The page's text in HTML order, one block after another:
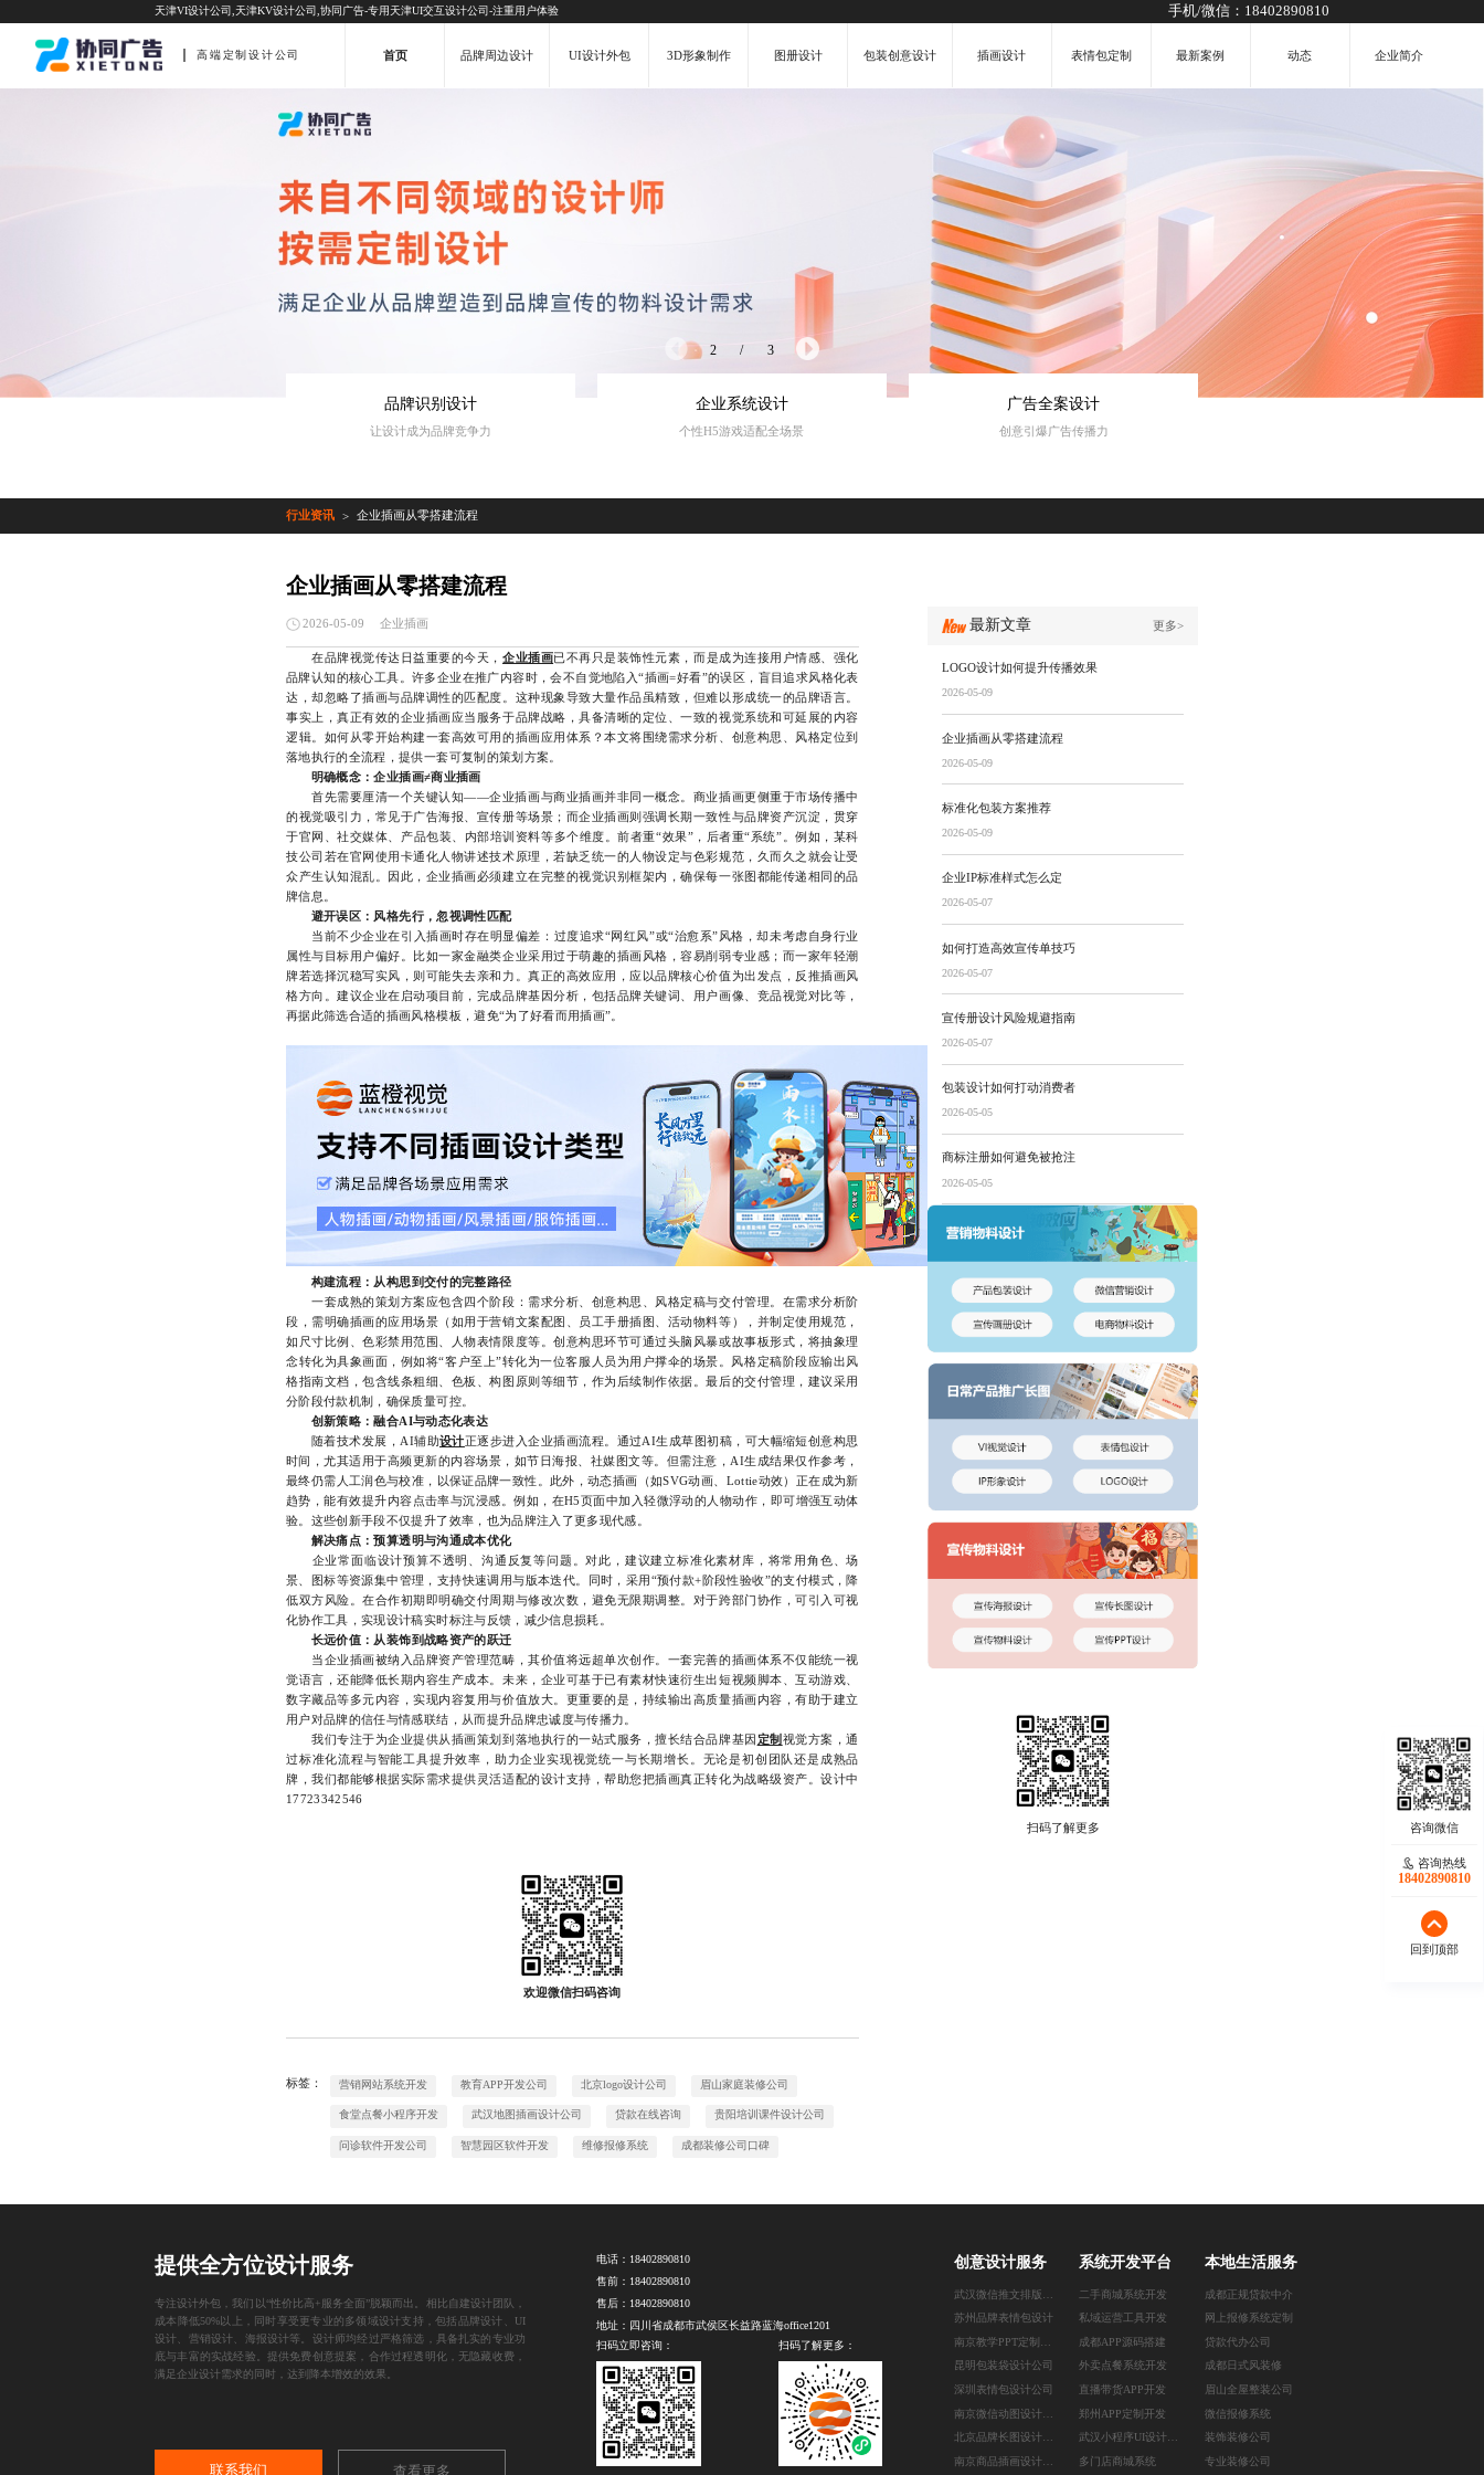
天津VI设计公司,天津KV设计公司,协同广告-专用天津UI交互设计公司-注重用户体验 手机/微信： 18402890810
高端定制设计公司 首页 品牌周边设计 UI设计外包 3D形象制作 图册设计 包装创意设计 插画设计 表情包定制 最新案例 动态 企业简介
2 / 3
品牌识别设计
让设计成为品牌竞争力
企业系统设计
个性H5游戏适配全场景
广告全案设计
创意引爆广告传播力
行业资讯 > 企业插画从零搭建流程
企业插画从零搭建流程
2026-05-09 企业插画
在品牌视觉传达日益重要的今天，企业插画已不再只是装饰性元素，而是成为连接用户情感、强化
品牌认知的核心工具。许多企业在推广内容时，会不自觉地陷入“插画=好看”的误区，盲目追求风格化表
达，却忽略了插画与品牌调性的匹配度。这种现象导致大量作品虽精致，但难以形成统一的品牌语言。
事实上，真正有效的企业插画应当服务于品牌战略，具备清晰的定位、一致的视觉系统和可延展的内容
逻辑。如何从零开始构建一套高效可用的插画应用体系？本文将围绕需求分析、创意构思、风格定位到
落地执行的全流程，提供一套可复制的策划方案。
明确概念：企业插画≠商业插画
首先需要厘清一个关键认知——企业插画与商业插画并非同一概念。商业插画更侧重于市场传播中
的视觉吸引力，常见于广告海报、宣传册等场景；而企业插画则强调长期一致性与品牌资产沉淀，贯穿
于官网、社交媒体、产品包装、内部培训资料等多个维度。前者重“效果”，后者重“系统”。例如，某科
技公司若在官网使用卡通化人物讲述技术原理，若缺乏统一的人物设定与色彩规范，久而久之就会让受
众产生认知混乱。因此，企业插画必须建立在完整的视觉识别框架内，确保每一张图都能传递相同的品
牌信息。
避开误区：风格先行，忽视调性匹配
当前不少企业在引入插画时存在明显偏差：过度追求“网红风”或“治愈系”风格，却未考虑自身行业
属性与目标用户偏好。比如一家金融类企业采用过于萌趣的插画风格，容易削弱专业感；而一家年轻潮
牌若选择沉稳写实风，则可能失去亲和力。真正的高效应用，应以品牌核心价值为出发点，反推插画风
格方向。建议企业在启动项目前，完成品牌基因分析，包括品牌关键词、用户画像、竞品视觉对比等，
再据此筛选合适的插画风格模板，避免“为了好看而用插画”。
构建流程：从构思到交付的完整路径
一套成熟的策划方案应包含四个阶段：需求分析、创意构思、风格定稿与交付管理。在需求分析阶
段，需明确插画的应用场景（如用于营销文案配图、员工手册插图、活动物料等），并制定使用规范，
如尺寸比例、色彩禁用范围、人物表情限度等。创意构思环节可通过头脑风暴或故事板形式，将抽象理
念转化为具象画面，例如将“客户至上”转化为一位客服人员为用户撑伞的场景。风格定稿阶段应输出风
格指南文档，包含线条粗细、色板、构图原则等细节，作为后续制作依据。最后的交付管理，建议采用
分阶段付款机制，确保质量可控。
创新策略：融合AI与动态化表达
随着技术发展，AI辅助设计正逐步进入企业插画流程。通过AI生成草图初稿，可大幅缩短创意构思
时间，尤其适用于高频更新的内容场景，如节日海报、社媒图文等。但需注意，AI生成结果仅作参考，
最终仍需人工润色与校准，以保证品牌一致性。此外，动态插画（如SVG动画、Lottie动效）正在成为新
趋势，能有效提升内容点击率与沉浸感。例如，在H5页面中加入轻微浮动的人物动作，即可增强互动体
验。这些创新手段不仅提升了效率，也为品牌注入了更多现代感。
解决痛点：预算透明与沟通成本优化
企业常面临设计预算不透明、沟通反复等问题。对此，建议建立标准化素材库，将常用角色、场
景、图标等资源集中管理，支持快速调用与版本迭代。同时，采用“预付款+阶段性验收”的支付模式，降
低双方风险。在合作初期即明确交付周期与修改次数，避免无限期调整。对于跨部门协作，可引入可视
化协作工具，实现设计稿实时标注与反馈，减少信息损耗。
长远价值：从装饰到战略资产的跃迁
当企业插画被纳入品牌资产管理范畴，其价值将远超单次创作。一套完善的插画体系不仅能统一视
觉语言，还能降低长期内容生产成本。未来，企业可基于已有素材快速衍生出短视频脚本、互动游戏、
数字藏品等多元内容，实现内容复用与价值放大。更重要的是，持续输出高质量插画内容，有助于建立
用户对品牌的信任与情感联结，从而提升品牌忠诚度与传播力。
我们专注于为企业提供从插画策划到落地执行的一站式服务，擅长结合品牌基因定制 视觉方案，通
过标准化流程与智能工具提升效率，助力企业实现视觉统一与长期增长。无论是初创团队还是成熟品
牌，我们都能够根据实际需求提供灵活适配的设计支持，帮助您把插画真正转化为战略级资产。设计中
17723342546
欢迎微信扫码咨询
标签： 营销网站系统开发 教育APP开发公司 北京logo设计公司 眉山家庭装修公司
食堂点餐小程序开发 武汉地图插画设计公司 贷款在线咨询 贵阳培训课件设计公司
问诊软件开发公司 智慧园区软件开发 维修报修系统 成都装修公司口碑
最新文章 更多>
LOGO设计如何提升传播效果
2026-05-09
企业插画从零搭建流程
2026-05-09
标准化包装方案推荐
2026-05-09
企业IP标准样式怎么定
2026-05-07
如何打造高效宣传单技巧
2026-05-07
宣传册设计风险规避指南
2026-05-07
包装设计如何打动消费者
2026-05-05
商标注册如何避免被抢注
2026-05-05
扫码了解更多
咨询热线
18402890810
回到顶部
提供全方位设计服务
专注设计外包，我们以“性价比高+服务全面”脱颖而出。相比自建设计团队，
成本降低50%以上，同时享受更专业的多领域设计支持，包括品牌设计、UI
设计、营销设计、海报设计等。设计师均经过严格筛选，具备扎实的专业功
底与丰富的实战经验。提供免费创意提案，合作过程透明化，无隐藏收费，
满足企业设计需求的同时，达到降本增效的效果。
联系我们 查看更多
电话： 18402890810
售前： 18402890810
售后： 18402890810
地址：四川省成都市武侯区长益路蓝海office1201
扫码立即咨询：
扫码了解更多：
创意设计服务
苏州品牌表情包设计
昆明包装袋设计公司
深圳表情包设计公司
南京微信动图设计公司
北京品牌长图设计公司
南京商品插画设计公司
系统开发平台
二手商城系统开发
私域运营工具开发
成都APP源码搭建
外卖点餐系统开发
直播带货APP开发
郑州APP定制开发
多门店商城系统
本地生活服务
成都正规贷款中介
网上报修系统定制
贷款代办公司
成都日式风装修
眉山全屋整装公司
微信报修系统
装饰装修公司
专业装修公司